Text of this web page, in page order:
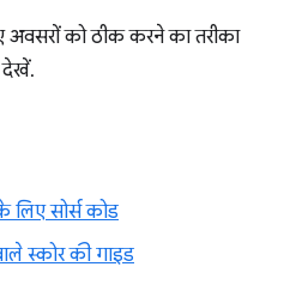
अवसरों को ठीक करने का तरीका
सोर्स कोड
स्कोर की गाइड